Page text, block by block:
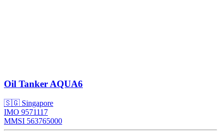
Oil TankerAQUA6
🇸🇬 Singapore
IMO 9571117
MMSI 563765000